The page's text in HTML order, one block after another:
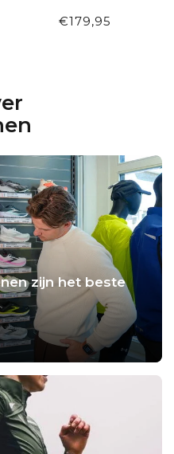
€179,95
zijn het beste